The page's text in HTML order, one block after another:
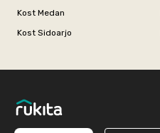
Kost Medan
Kost Sidoarjo